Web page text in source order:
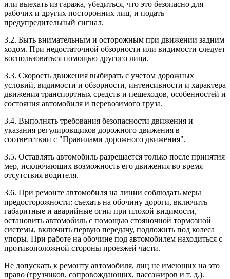
или выехать из гаража, убедиться, что это безопасно для
рабочих и других посторонних лиц, и подать
предупредительный сигнал.
3.2. Быть внимательным и осторожным при движении задним
ходом. При недостаточной обзорности или видимости следует
воспользоваться помощью другого лица.
3.3. Скорость движения выбирать с учетом дорожных
условий, видимости и обзорности, интенсивности и характера
движения транспортных средств и пешеходов, особенностей и
состояния автомобиля и перевозимого груза.
3.4. Выполнять требования безопасности движения и
указания регулировщиков дорожного движения в
соответствии с "Правилами дорожного движения".
3.5. Оставлять автомобиль разрешается только после принятия
мер, исключающих возможность его движения во время
отсутствия водителя.
3.6. При ремонте автомобиля на линии соблюдать меры
предосторожности: съехать на обочину дороги, включить
габаритные и аварийные огни при плохой видимости,
остановить автомобиль с помощью стояночной тормозной
системы, включить первую передачу, подложить под колеса
упоры. При работе на обочине под автомобилем находиться с
противоположной стороны проезжей части.
Не допускать к ремонту автомобиля, лиц не имеющих на это
право (грузчиков, сопровождающих, пассажиров и т. д.).